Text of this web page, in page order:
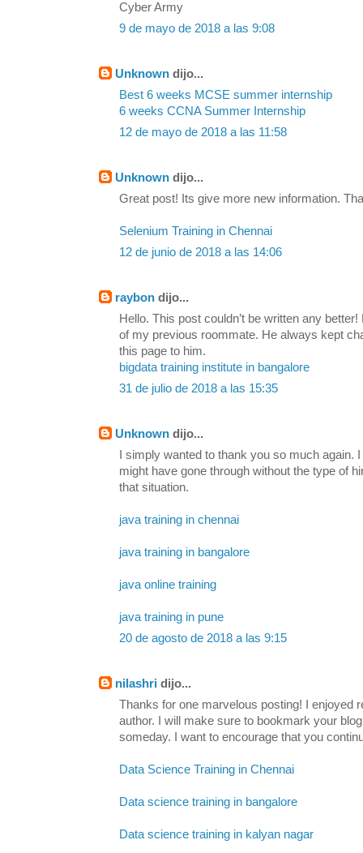
Cyber Army
9 de mayo de 2018 a las 9:08
Unknown dijo...
Best 6 weeks MCSE summer internship
6 weeks CCNA Summer Internship
12 de mayo de 2018 a las 11:58
Unknown dijo...
Great post! Its give more new information.
Selenium Training in Chennai
12 de junio de 2018 a las 14:06
raybon dijo...
Hello. This post couldn’t be written any
of my previous roommate. He always kept
this page to him.
bigdata training institute in bangalore
31 de julio de 2018 a las 15:35
Unknown dijo...
I simply wanted to thank you so much again.
might have gone through without the type of
that situation.
java training in chennai
java training in bangalore
java online training
java training in pune
20 de agosto de 2018 a las 9:15
nilashri dijo...
Thanks for one marvelous posting! I enjoyed
author. I will make sure to bookmark your
someday. I want to encourage that you
Data Science Training in Chennai
Data science training in bangalore
Data science training in kalyan nagar